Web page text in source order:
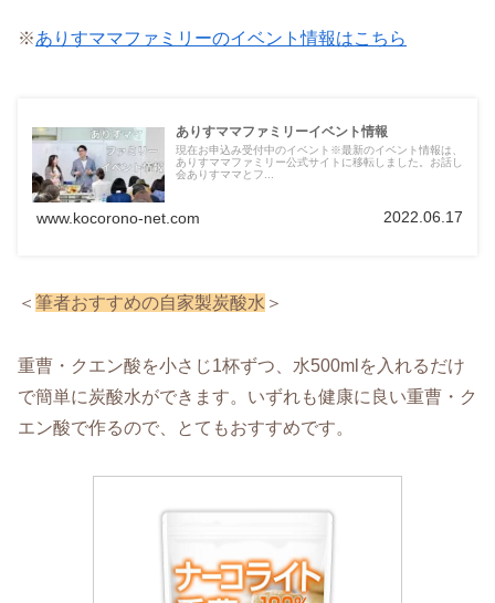
※ありすママファミリーのイベント情報はこちら
ありすママファミリーイベント情報
現在お申込み受付中のイベント※最新のイベント情報は、
ありすママファミリー公式サイトに移転しました。お話し
会ありすママとフ...
www.kocorono-net.com 2022.06.17
＜ 筆者おすすめの自家製炭酸水 ＞
重曹・クエン酸を小さじ1杯ずつ、水500mlを入れるだけ
で簡単に炭酸水ができます。いずれも健康に良い重曹・ク
エン酸で作るので、とてもおすすめです。